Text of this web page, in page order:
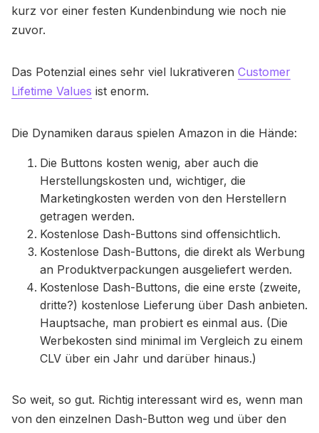
kurz vor einer festen Kundenbindung wie noch nie
zuvor.
Das Potenzial eines sehr viel lukrativeren Customer
Lifetime Values ist enorm.
Die Dynamiken daraus spielen Amazon in die Hände:
Die Buttons kosten wenig, aber auch die
Herstellungskosten und, wichtiger, die
Marketingkosten werden von den Herstellern
getragen werden.
Kostenlose Dash-Buttons sind offensichtlich.
Kostenlose Dash-Buttons, die direkt als Werbung
an Produktverpackungen ausgeliefert werden.
Kostenlose Dash-Buttons, die eine erste (zweite,
dritte?) kostenlose Lieferung über Dash anbieten.
Hauptsache, man probiert es einmal aus. (Die
Werbekosten sind minimal im Vergleich zu einem
CLV über ein Jahr und darüber hinaus.)
So weit, so gut. Richtig interessant wird es, wenn man
von den einzelnen Dash-Button weg und über den